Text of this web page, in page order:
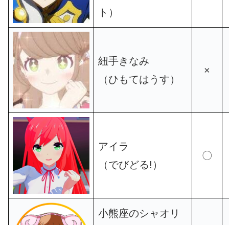
ト）
紐手きなみ
（ひもてはうす）
×
アイラ
（でびどる!）
〇
小熊座のシャオリ